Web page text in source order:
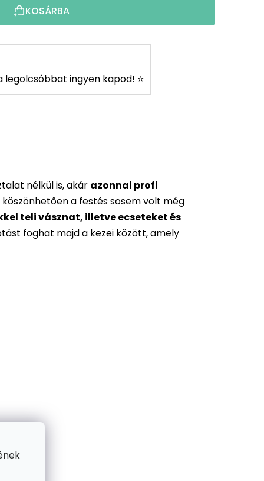
KOSÁRBA
legolcsóbbat ingyen kapod! ⭐
nélkül is, akár azonnal profi
a festés sosem volt még
teli vásznat, illetve ecseteket és
foghat majd a kezei között, amely